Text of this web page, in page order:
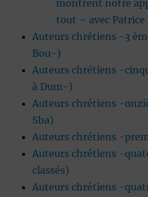
montrent notre
tout – avec Patrice
Auteurs chrétiens -3
Bou-)
Auteurs chrétiens -
à Dum-)
Auteurs chrétiens -
Sba)
Auteurs chrétiens -
Auteurs chrétiens -
classés)
Auteurs chrétiens -